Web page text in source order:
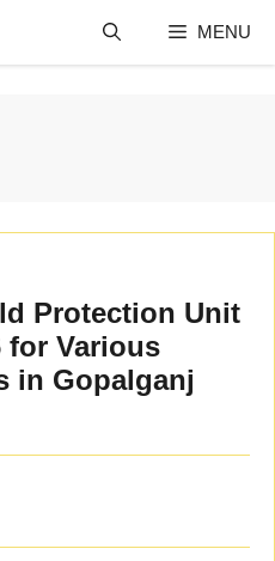
MENU
Protection Unit
for Various
in Gopalganj